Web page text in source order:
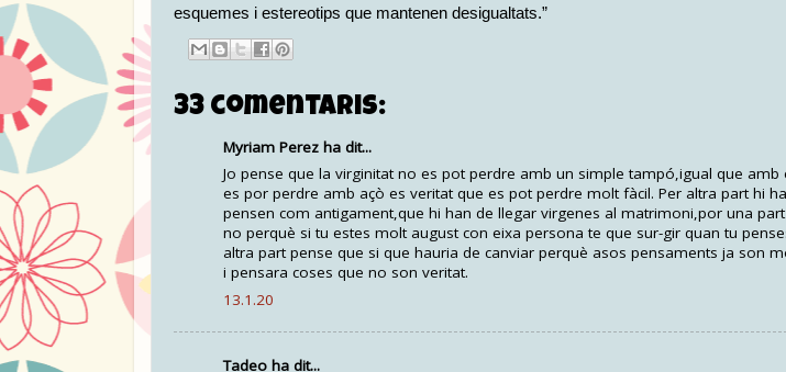
esquemes i estereotips que mantenen desigualtats.”
33 comentaris:
Myriam Perez ha dit...
Jo pense que la virginitat no es pot perdre amb un simple tampó,igual que
es por perdre amb açò es veritat que es pot perdre molt fàcil. Per altra part hi
pensen com antigament,que hi han de llegar virgenes al matrimoni,por una
no perquè si tu estes molt august con eixa persona te que sur-gir quan tu
altra part pense que si que hauria de canviar perquè asos pensaments ja son
i pensara coses que no son veritat.
13.1.20
Tadeo ha dit...